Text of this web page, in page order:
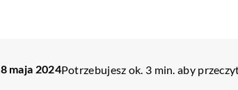
8 maja 2024Potrzebujesz ok. 3 min. aby